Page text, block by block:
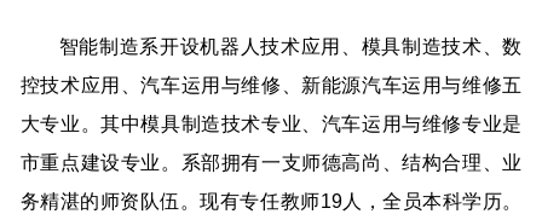
智能制造系开设机器人技术应用、模具制造技术、数
控技术应用、汽车运用与维修、新能源汽车运用与维修五
大专业。其中模具制造技术专业、汽车运用与维修专业是
市重点建设专业。系部拥有一支师德高尚、结构合理、业
务精湛的师资队伍。现有专任教师19人，全员本科学历。